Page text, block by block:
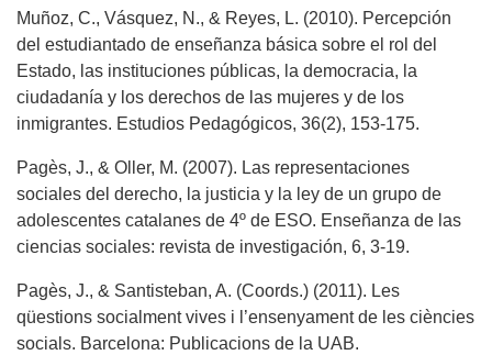
Muñoz, C., Vásquez, N., & Reyes, L. (2010). Percepción
del estudiantado de enseñanza básica sobre el rol del
Estado, las instituciones públicas, la democracia, la
ciudadanía y los derechos de las mujeres y de los
inmigrantes. Estudios Pedagógicos, 36(2), 153-175.
Pagès, J., & Oller, M. (2007). Las representaciones
sociales del derecho, la justicia y la ley de un grupo de
adolescentes catalanes de 4º de ESO. Enseñanza de las
ciencias sociales: revista de investigación, 6, 3-19.
Pagès, J., & Santisteban, A. (Coords.) (2011). Les
qüestions socialment vives i l’ensenyament de les ciències
socials. Barcelona: Publicacions de la UAB.